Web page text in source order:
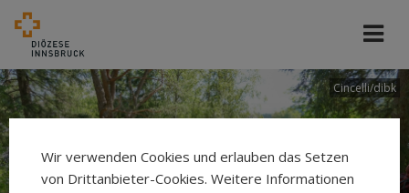
Cincelli/dibk
Wir verwenden Cookies und erlauben das Setzen
von Drittanbieter-Cookies. Weitere Informationen